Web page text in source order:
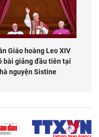
Giáo hoàng Leo XIV
bài giảng đầu tiên tại
nguyện Sistine